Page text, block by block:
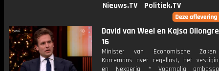
Nieuws.TV
Politiek.TV
David van Weel en Kajsa
16
Minister van Economische
Karremans over regellast, het
en Nexperia. * Voormalig